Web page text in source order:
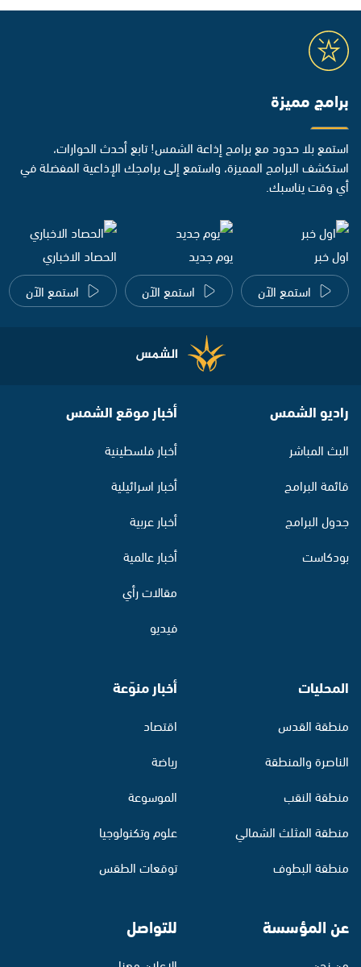
برامج مميزة
استمع بلا حدود مع برامج إذاعة الشمس! تابع أحدث الحوارات،
استكشف البرامج المميزة، واستمع إلى برامجك الإذاعية المفضلة في
أي وقت يناسبك.
اول خبر
استمع الآن
يوم جديد
استمع الآن
الحصاد الاخباري
استمع الآن
راديو الشمس
البث المباشر
قائمة البرامج
جدول البرامج
بودكاست
أخبار موقع الشمس
أخبار فلسطينية
أخبار اسرائيلية
أخبار عربية
أخبار عالمية
مقالات رأي
فيديو
المحليات
منطقة القدس
الناصرة والمنطقة
منطقة النقب
منطقة المثلث الشمالي
منطقة البطوف
أخبار منوّعة
اقتصاد
رياضة
الموسوعة
علوم وتكنولوجيا
توقعات الطقس
عن المؤسسة للتواصل